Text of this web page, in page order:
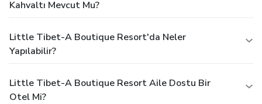
Kahvaltı Mevcut Mu?
Little Tibet-A Boutique Resort'da Neler
Yapılabilir?
Little Tibet-A Boutique Resort Aile Dostu Bir
Otel Mi?